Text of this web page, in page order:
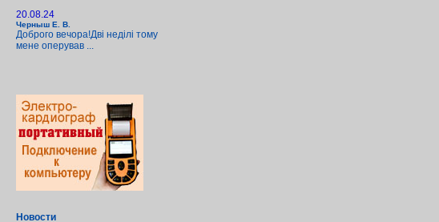
20.08.24
Черныш Е. В.
Доброго вечора!Дві неділі тому
мене оперував ...
Новости